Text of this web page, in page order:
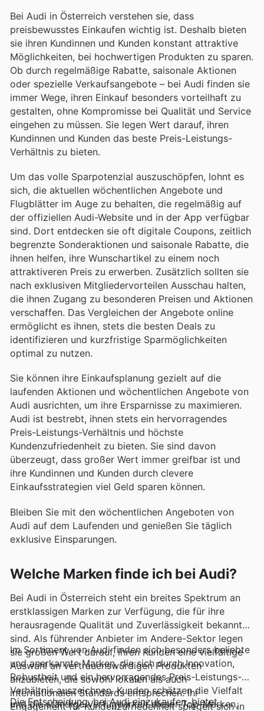
Bei Audi in Österreich verstehen sie, dass
preisbewusstes Einkaufen wichtig ist. Deshalb bieten
sie ihren Kundinnen und Kunden konstant attraktive
Möglichkeiten, bei hochwertigen Produkten zu sparen.
Ob durch regelmäßige Rabatte, saisonale Aktionen
oder spezielle Verkaufsangebote – bei Audi finden sie
immer Wege, ihren Einkauf besonders vorteilhaft zu
gestalten, ohne Kompromisse bei Qualität und Service
eingehen zu müssen. Sie legen Wert darauf, ihren
Kundinnen und Kunden das beste Preis-Leistungs-
Verhältnis zu bieten.
Um das volle Sparpotenzial auszuschöpfen, lohnt es
sich, die aktuellen wöchentlichen Angebote und
Flugblätter im Auge zu behalten, die regelmäßig auf
der offiziellen Audi-Website und in der App verfügbar
sind. Dort entdecken sie oft digitale Coupons, zeitlich
begrenzte Sonderaktionen und saisonale Rabatte, die
ihnen helfen, ihre Wunschartikel zu einem noch
attraktiveren Preis zu erwerben. Zusätzlich sollten sie
nach exklusiven Mitgliedervorteilen Ausschau halten,
die ihnen Zugang zu besonderen Preisen und Aktionen
verschaffen. Das Vergleichen der Angebote online
ermöglicht es ihnen, stets die besten Deals zu
identifizieren und kurzfristige Sparmöglichkeiten
optimal zu nutzen.
Sie können ihre Einkaufsplanung gezielt auf die
laufenden Aktionen und wöchentlichen Angebote von
Audi ausrichten, um ihre Ersparnisse zu maximieren.
Audi ist bestrebt, ihnen stets ein hervorragendes
Preis-Leistungs-Verhältnis und höchste
Kundenzufriedenheit zu bieten. Sie sind davon
überzeugt, dass großer Wert immer greifbar ist und
ihre Kundinnen und Kunden durch clevere
Einkaufsstrategien viel Geld sparen können.
Bleiben Sie mit den wöchentlichen Angeboten von
Audi auf dem Laufenden und genießen Sie täglich
exklusive Einsparungen.
Welche Marken finde ich bei Audi?
Bei Audi in Österreich steht ein breites Spektrum an
erstklassigen Marken zur Verfügung, die für ihre
herausragende Qualität und Zuverlässigkeit bekannt
sind. Als führender Anbieter im Andere-Sektor legen
sie großen Wert darauf, ihren Kunden eine vielfältige
Auswahl an vertrauenswürdigen Produkten
anzubieten, die sowohl lokalen als auch
internationalen Standards entsprechen. Ihr
Engagement für Kundenzufriedenheit spiegelt sich in
Im Sortiment von Audi finden sich besonders beliebte
und anerkannte Marken, die sich durch Innovation,
Robustheit und ein hervorragendes Preis-Leistungs-
Verhältnis auszeichnen. Kunden schätzen die Vielfalt
und die ständige Verfügbarkeit dieser Top-Marken,
Die Entscheidung, bei Audi einzukaufen, bietet